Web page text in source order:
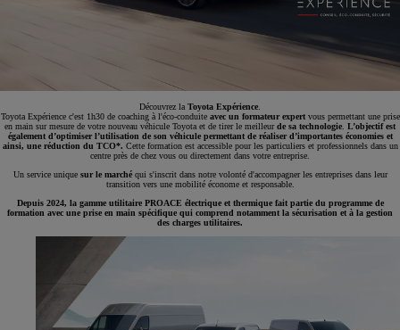
Découvrez la Toyota Expérience
Toyota Expérience c'est 1h30 de coaching à l'éco-conduite avec un formateur expertvous permettant une prise
en main sur mesure de votre nouveau véhicule Toyota et de tirer le meilleurde sa technologie L’objectif est
également d’optimiser l’utilisation de son véhicule permettant de réaliser d’importantes économies et
ainsi, une réduction du TCO*. Cette formation est accessible pour les particuliers et professionnels dans un
centre près de chez vous ou directement dans votre entreprise.
Un service unique sur le marché qui s'inscrit dans notre volonté d'accompagner les entreprises dans leur
transition vers une mobilité économe et responsable.
Depuis 2024, la gamme utilitaire PROACE électrique et thermique fait partie du programme de
formation avec une prise en main spécifique qui comprend notamment la sécurisation et à la gestion
des charges utilitaires.